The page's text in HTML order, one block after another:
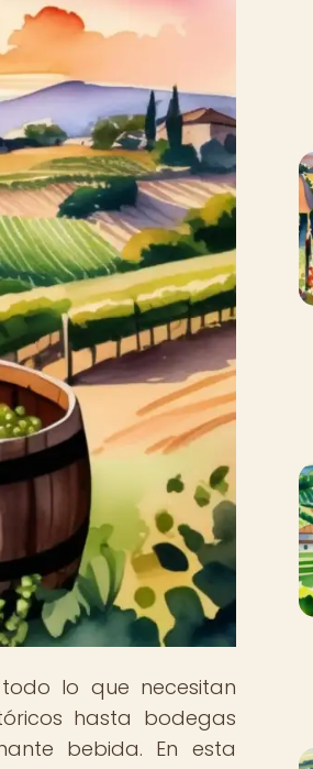
lo que necesitan
hasta bodegas
bebida. En esta